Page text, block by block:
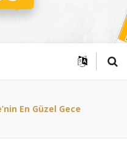
En Güzel Gece